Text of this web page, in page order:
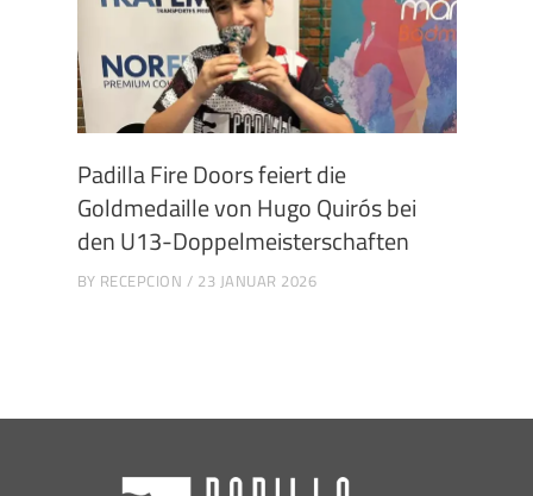
Padilla Fire Doors feiert die
Goldmedaille von Hugo Quirós bei
den U13-Doppelmeisterschaften
BY RECEPCION 23 JANUAR 2026